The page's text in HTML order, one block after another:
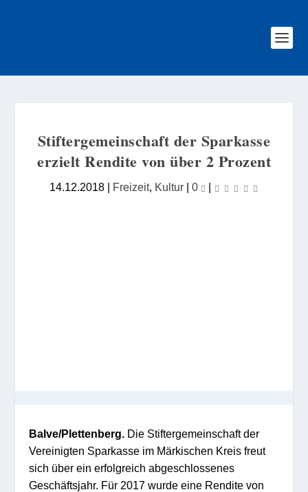
Stiftergemeinschaft der Sparkasse
erzielt Rendite von über 2 Prozent
14.12.2018| Freizeit, Kultur| 0 |
Balve/Plettenberg. Die Stiftergemeinschaft der
Vereinigten Sparkasse im Märkischen Kreis freut
sich über ein erfolgreich abgeschlossenes
Geschäftsjahr. Für 2017 wurde eine Rendite von